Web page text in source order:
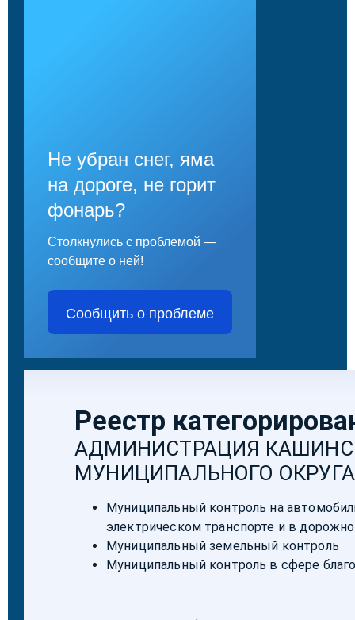
Не убран снег, яма
на дороге, не горит
фонарь?
Столкнулись с проблемой —
сообщите о ней!
Сообщить о проблеме